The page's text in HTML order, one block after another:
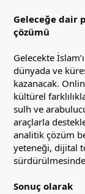
Geleceğe dair
çözümü
Gelecekte
dünyada ve
kazanacak.
kültürel
sulh ve
araçlarla
analitik çözüm
yeteneği, dijital
Sonuç olarak